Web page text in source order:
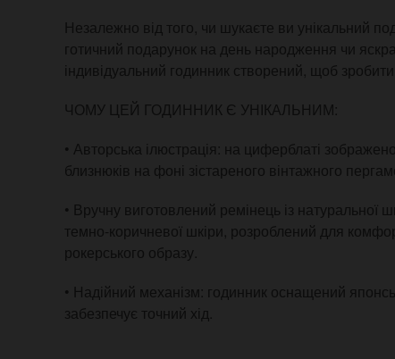
Незалежно від того, чи шукаєте ви унікальний
готичний подарунок на день народження чи
індивідуальний годинник створений, щоб
ЧОМУ ЦЕЙ ГОДИННИК Є УНІКАЛЬНИМ:
• Авторська ілюстрація: на циферблаті
близнюків на фоні зістареного вінтажного
• Вручну виготовлений ремінець із натуральної
темно-коричневої шкіри, розроблений для
рокерського образу.
• Надійний механізм: годинник оснащений
забезпечує точний хід.